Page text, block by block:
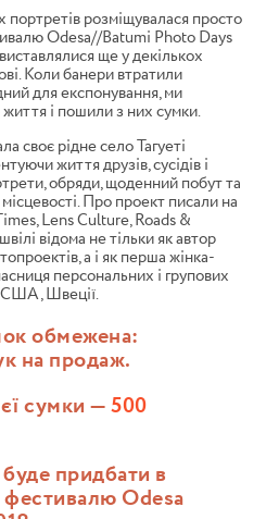
портретів розміщувалася просто
Odesa//Batumi Photo Days
ще у декількох
Коли банери втратили
для експонування, ми
і пошили з них сумки.
своє рідне село Тагуеті
життя друзів, сусідів і
обряди, щоденний побут та
Про проект писали на
Lens Culture, Roads &
відома не тільки як автор
а і як перша жінка-
персональних і групових
США, Швеції.
обмежена:
на продаж.
сумки —500
придбати в
фестивалю Odesa